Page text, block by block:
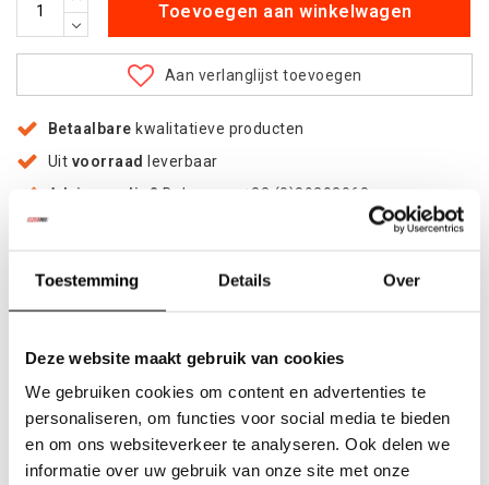
Toestemming Details Over
Deze website maakt gebruik van cookies
We gebruiken cookies om content en advertenties te
personaliseren, om functies voor social media te bieden
en om ons websiteverkeer te analyseren. Ook delen we
informatie over uw gebruik van onze site met onze
Toevoegen aan winkelwagen
Aan verlanglijst toevoegen
Betaalbare kwalitatieve producten
Uit voorraad
leverbaar
Advies nodig? Bel ons op +32 (0)89203068
Verzending door
Informatie